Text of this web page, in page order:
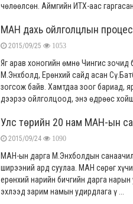
чөлөөлсөн. Аймгийн ИТХ-аас гаргасан
МАН дахь ойлголцлын
2015/09/25 1053
Яг арав хоногийн өмнө Чингис
М.Энхболд, Ерөнхий сайд асан
зогсож байв. Хамтдаа зоог бариад,
дээрээ ойлголцоод, энэ өдрөөс хойш
Улс төрийн 20 нам МАН-ын
2015/09/24 1090
МАН-ын дарга М.Энхболдын
ширээний ард суулаа. МАН сөрөг
ерөнхий нарийн бичгийн дарга нарын
эхлээд зарим намын удирдлага ү ...